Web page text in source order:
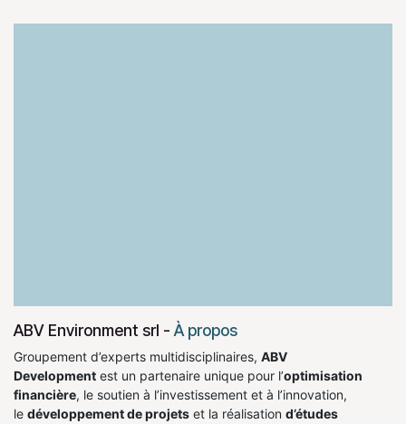
ABV Environment srl - À propos
Groupement d’experts multidisciplinaires, ABV
Development est un partenaire unique pour l’optimisation
financière, le soutien à l’investissement et à l’innovation,
le développement de projets et la réalisation d’études